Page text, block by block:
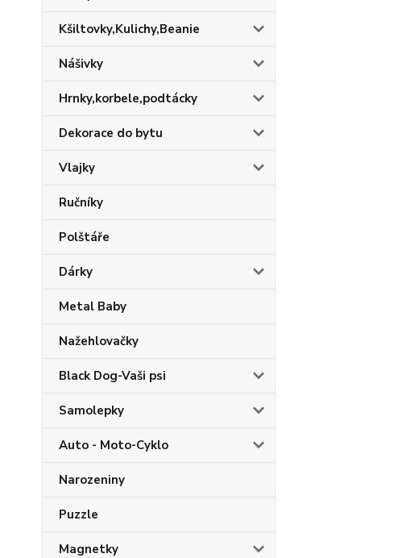
Kšiltovky,Kulichy,Beanie
Nášivky
Hrnky,korbele,podtácky
Dekorace do bytu
Vlajky
Ručníky
Polštáře
Dárky
Metal Baby
Nažehlovačky
Black Dog-Vaši psi
Samolepky
Auto - Moto-Cyklo
Narozeniny
Puzzle
Magnetky